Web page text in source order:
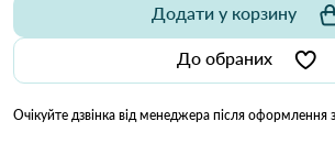
До обраних
Додати у корзину
Очікуйте дзвінка від менеджера після оформлення